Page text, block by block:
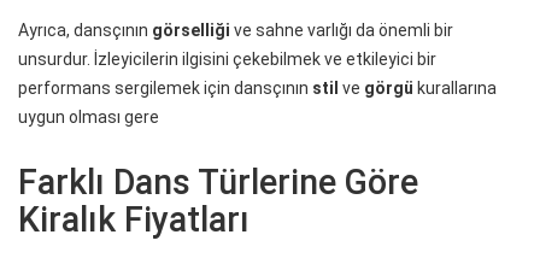
Ayrıca, dansçının görselliği ve sahne varlığı da önemli bir
unsurdur. İzleyicilerin ilgisini çekebilmek ve etkileyici bir
performans sergilemek için dansçının stil ve görgü kurallarına
uygun olması gere
Farklı Dans Türlerine Göre
Kiralık Fiyatları